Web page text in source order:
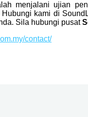
menjalani ujian
kami di
Sila hubungi pusat
contact/